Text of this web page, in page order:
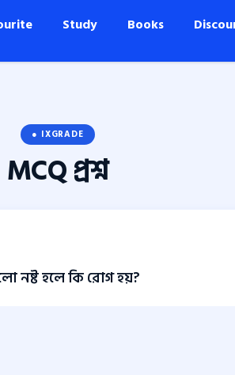
Study Books
● IXGRADE
MCQপ্রশ্ন
নষ্ট হলে কি রোগ হয়?